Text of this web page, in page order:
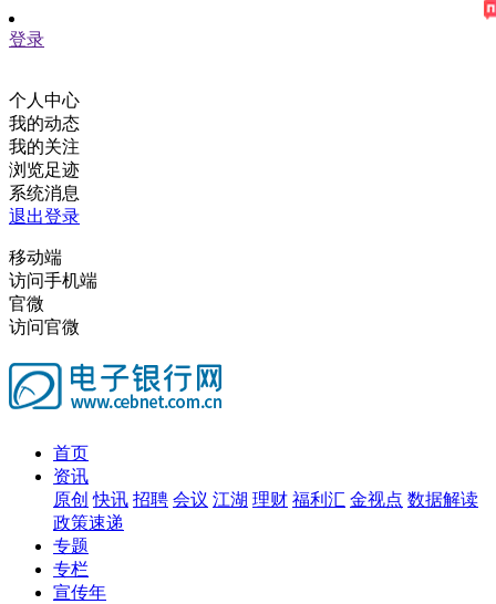
登录
个人中心
我的动态
我的关注
浏览足迹
系统消息
退出登录
移动端
访问手机端
官微
访问官微
首页
资讯
原创 快讯 招聘 会议 江湖 理财 福利汇 金视点 数据解读
政策速递
专题
专栏
宣传年